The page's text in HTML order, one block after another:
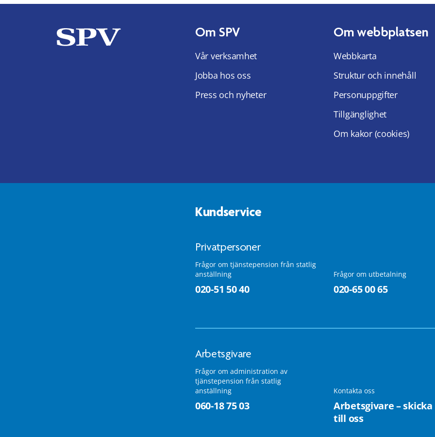
Om SPV
Vår verksamhet
Jobba hos oss
Press och nyheter
Om webbplatsen
Webbkarta
Struktur och innehåll
Personuppgifter
Tillgänglighet
Om kakor (cookies)
Kundservice
Privatpersoner
Frågor om tjänstepension från statlig
anställning
020-51 50 40
Frågor om utbetalning
020-65 00 65
Arbetsgivare
Frågor om administration av
tjänstepension från statlig
anställning
060-18 75 03
Kontakta oss
Arbetsgivare –
till oss